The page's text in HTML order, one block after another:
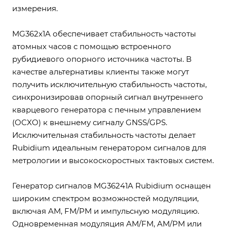
измерения.
MG362x1A обеспечивает стабильность частоты
атомных часов с помощью встроенного
рубидиевого опорного источника частоты. В
качестве альтернативы клиенты также могут
получить исключительную стабильность частоты,
синхронизировав опорный сигнал внутреннего
кварцевого генератора с печным управлением
(OCXO) к внешнему сигналу GNSS/GPS.
Исключительная стабильность частоты делает
Rubidium идеальным генератором сигналов для
метрологии и высокоскоростных тактовых систем.
Генератор сигналов MG36241A Rubidium оснащен
широким спектром возможностей модуляции,
включая AM, FM/PM и импульсную модуляцию.
Одновременная модуляция AM/FM, AM/PM или